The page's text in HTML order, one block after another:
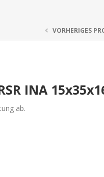
VORHERIGES
INA
ab.